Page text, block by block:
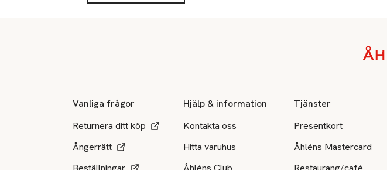
Vanliga frågor
Returnera ditt köp
Ångerrätt
Hjälp & information
Kontakta oss
Hitta varuhus
Tjänster
Presentkort
Åhléns Mastercard